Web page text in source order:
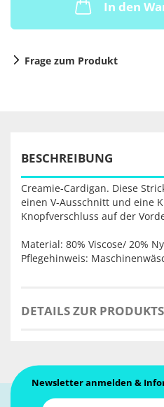
In den
Frage zum Produkt
BESCHREIBUNG
Creamie-Cardigan. Diese
einen V-Ausschnitt und eine
Knopfverschluss auf der
Material: 80% Viscose/ 20%
Pflegehinweis:
DETAILS ZUR
Newsletter anmelden &